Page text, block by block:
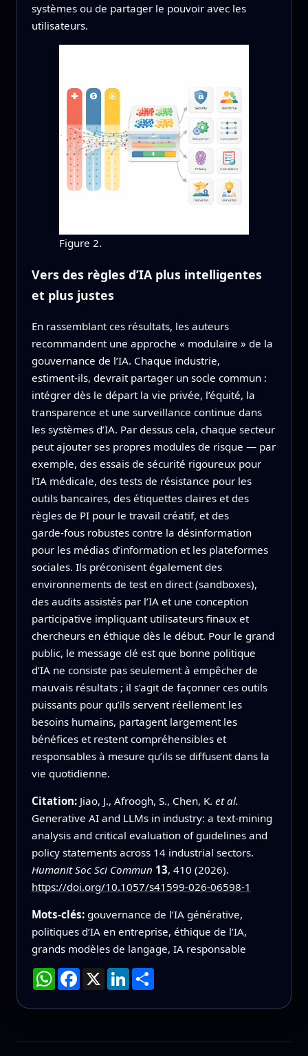
systèmes ou de partager le pouvoir avec les
utilisateurs.
Figure 2.
Vers des règles d’IA plus intelligentes
et plus justes
En rassemblant ces résultats, les auteurs
recommandent une approche « modulaire » de la
gouvernance de l’IA. Chaque industrie,
estiment‑ils, devrait partager un socle commun :
intégrer dès le départ la vie privée, l’équité, la
transparence et une surveillance continue dans
les systèmes d’IA. Par dessus cela, chaque secteur
peut ajouter ses propres modules de risque — par
exemple, des essais de sécurité rigoureux pour
l’IA médicale, des tests de résistance pour les
outils bancaires, des étiquettes claires et des
règles de PI pour le travail créatif, et des
garde‑fous robustes contre la désinformation
pour les médias d’information et les plateformes
sociales. Ils préconisent également des
environnements de test en direct (sandboxes),
des audits assistés par l’IA et une conception
participative impliquant utilisateurs finaux et
chercheurs en éthique dès le début. Pour le grand
public, le message clé est que bonne politique
d’IA ne consiste pas seulement à empêcher de
mauvais résultats ; il s’agit de façonner ces outils
puissants pour qu’ils servent réellement les
besoins humains, partagent largement les
bénéfices et restent compréhensibles et
responsables à mesure qu’ils se diffusent dans la
vie quotidienne.
Citation: Jiao, J., Afroogh, S., Chen, K. et al.
Generative AI and LLMs in industry: a text-mining
analysis and critical evaluation of guidelines and
policy statements across 14 industrial sectors.
Humanit Soc Sci Commun 13, 410 (2026).
https://doi.org/10.1057/s41599-026-06598-1
Mots-clés: gouvernance de l’IA générative,
politiques d’IA en entreprise, éthique de l’IA,
grands modèles de langage, IA responsable
WhatsApp
Facebook
X LinkedInPartager